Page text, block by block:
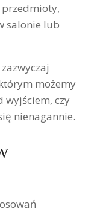
przedmioty,
salonie lub
możemy
wyjściem, czy
nienagannie.